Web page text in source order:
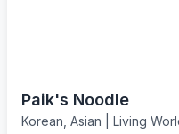
Paik's Noodle
Korean Asian
Living